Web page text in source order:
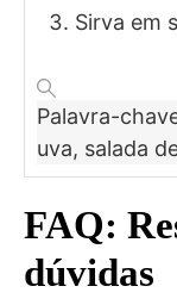
Sirva em
Palavra-
uva, salada
FAQ:
dúvidas